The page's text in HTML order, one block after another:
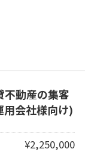
不動産の集客
用会社様向け)
¥2,250,000